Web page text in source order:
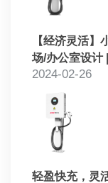
【经济灵活】
场/办公室设计
2024-02-26
轻盈快充，灵